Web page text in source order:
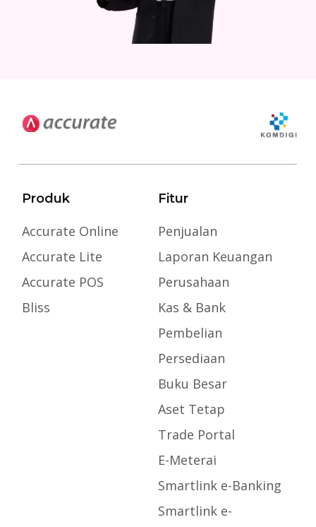
Produk
Accurate Online
Accurate Lite
Accurate POS
Bliss
Fitur
Penjualan
Laporan Keuangan
Perusahaan
Kas & Bank
Pembelian
Persediaan
Buku Besar
Aset Tetap
Trade Portal
E-Meterai
Smartlink e-Banking
Smartlink e-